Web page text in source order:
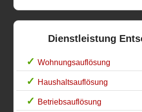
Dienstleistung
Wohnungsauflösung
Haushaltsauflösung
Betriebsauflösung